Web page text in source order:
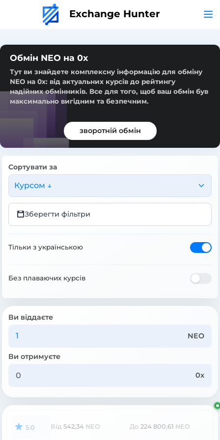
Exchange Hunter
Обмін NEO на 0x
Тут ви знайдете комплексну інформацію для обміну
NEO на 0x: від актуальних курсів до рейтингу
надійних обмінників. Все для того, щоб ваш обмін був
максимально вигідним та безпечним.
зворотній обмін
Сортувати за
Курсом ↓
Зберегти фільтри
Тільки з українською
Без плаваючих курсів
Ви віддаєте
NEO
Ви отримуєте
0x
5.0 Від 542,34 NEO До 224 800,61 NEO